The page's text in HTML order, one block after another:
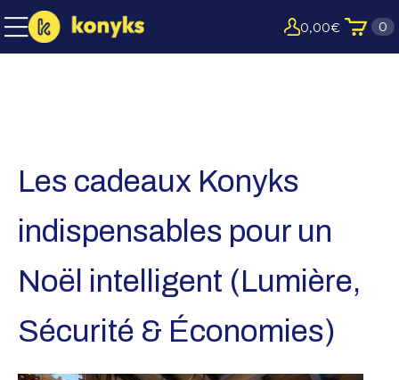
0,00€ 0
Les cadeaux Konyks
indispensables pour un
Noël intelligent (Lumière,
Sécurité & Économies)